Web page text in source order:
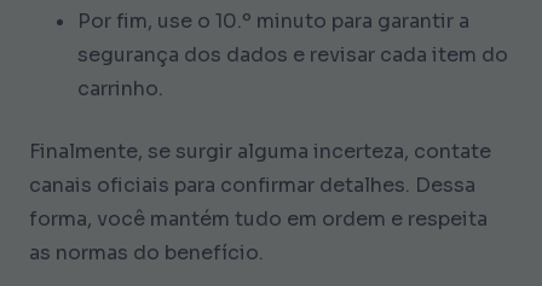
Por fim, use o 10.º minuto para garantir a
segurança dos dados e revisar cada item do
carrinho.
Finalmente, se surgir alguma incerteza, contate
canais oficiais para confirmar detalhes. Dessa
forma, você mantém tudo em ordem e respeita
as normas do benefício.